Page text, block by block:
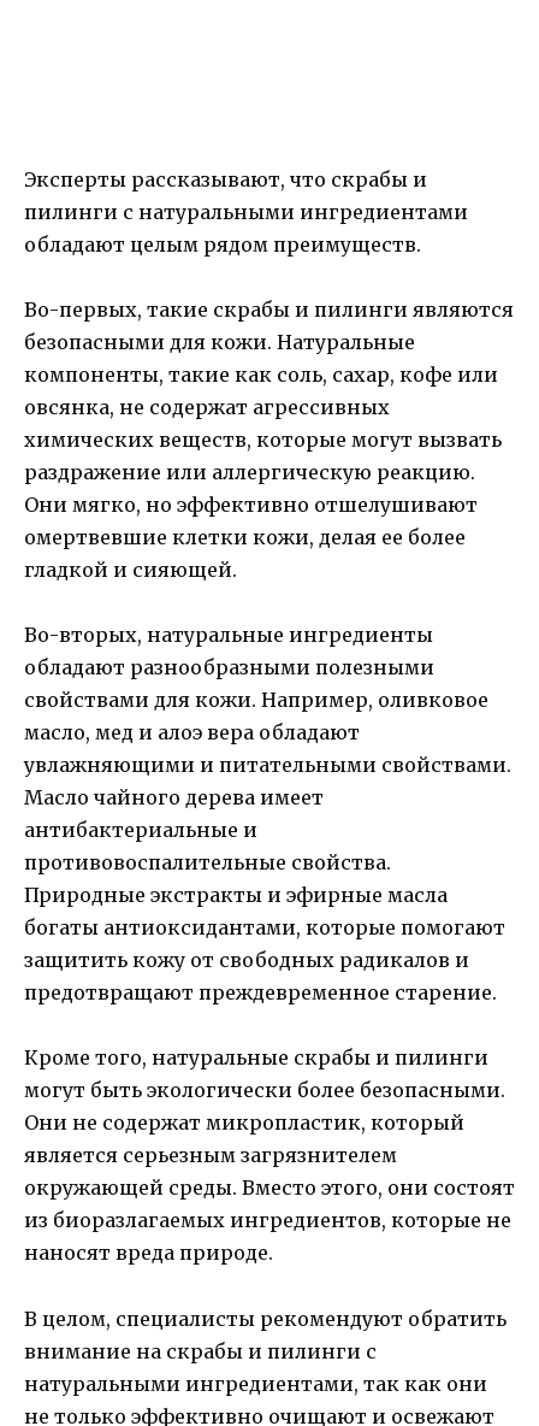
Эксперты рассказывают, что скрабы и
пилинги с натуральными ингредиентами
обладают целым рядом преимуществ.
Во-первых, такие скрабы и пилинги являются
безопасными для кожи. Натуральные
компоненты, такие как соль, сахар, кофе или
овсянка, не содержат агрессивных
химических веществ, которые могут вызвать
раздражение или аллергическую реакцию.
Они мягко, но эффективно отшелушивают
омертвевшие клетки кожи, делая ее более
гладкой и сияющей.
Во-вторых, натуральные ингредиенты
обладают разнообразными полезными
свойствами для кожи. Например, оливковое
масло, мед и алоэ вера обладают
увлажняющими и питательными свойствами.
Масло чайного дерева имеет
антибактериальные и
противовоспалительные свойства.
Природные экстракты и эфирные масла
богаты антиоксидантами, которые помогают
защитить кожу от свободных радикалов и
предотвращают преждевременное старение.
Кроме того, натуральные скрабы и пилинги
могут быть экологически более безопасными.
Они не содержат микропластик, который
является серьезным загрязнителем
окружающей среды. Вместо этого, они состоят
из биоразлагаемых ингредиентов, которые не
наносят вреда природе.
В целом, специалисты рекомендуют обратить
внимание на скрабы и пилинги с
натуральными ингредиентами, так как они
не только эффективно очищают и освежают